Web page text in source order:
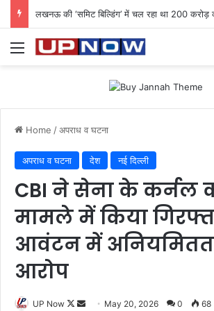
Menu
Home /अपराध व घटना
अपराध व घटना देश नई दिल्ली
CBI ने सेना के कर्नल
मामले में किया
आवंटन में
आरोप
UP Now
Follow
Send May 20, 2026 0 68